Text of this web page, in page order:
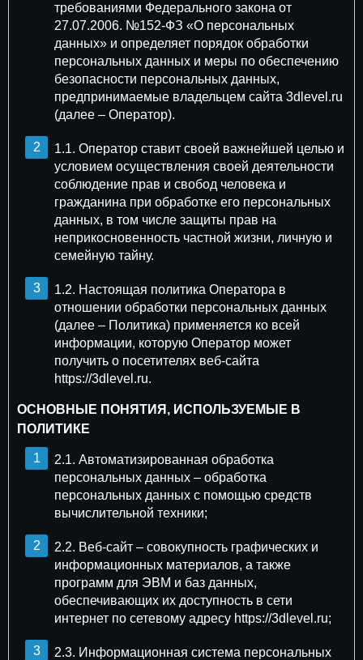
Контакты
Заполнить бриф
требованиями Федерального закона от
27.07.2006. №152-ФЗ «О персональных
данных» и определяет порядок обработки
персональных данных и меры по обеспечению
безопасности персональных данных,
предпринимаемые владельцем сайта 3dlevel.ru
(далее – Оператор).
1.1. Оператор ставит своей важнейшей целью и
условием осуществления своей деятельности
соблюдение прав и свобод человека и
гражданина при обработке его персональных
данных, в том числе защиты прав на
неприкосновенность частной жизни, личную и
семейную тайну.
1.2. Настоящая политика Оператора в
отношении обработки персональных данных
(далее – Политика) применяется ко всей
информации, которую Оператор может
получить о посетителях веб-сайта
https://3dlevel.ru.
ОСНОВНЫЕ ПОНЯТИЯ, ИСПОЛЬЗУЕМЫЕ В
ПОЛИТИКЕ
2.1. Автоматизированная обработка
персональных данных – обработка
персональных данных с помощью средств
вычислительной техники;
2.2. Веб-сайт – совокупность графических и
информационных материалов, а также
программ для ЭВМ и баз данных,
обеспечивающих их доступность в сети
интернет по сетевому адресу https://3dlevel.ru;
2.3. Информационная система персональных